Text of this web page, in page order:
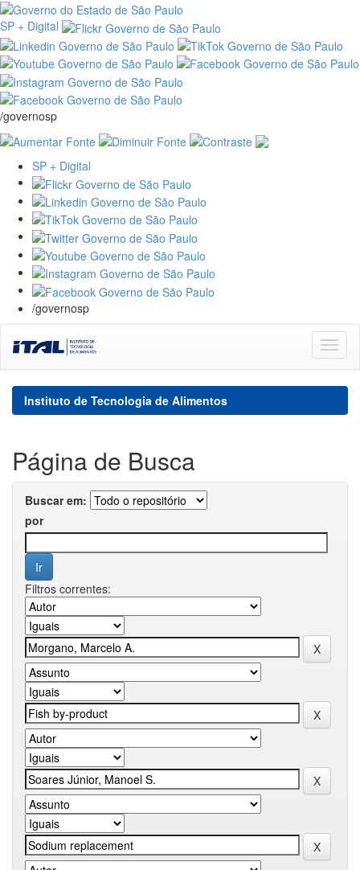
SP + Digital
/governosp
SP + Digital
/governosp
navigation
Instituto de Tecnologia de Alimentos
Página de Busca
Buscar em:
por
Filtros correntes: